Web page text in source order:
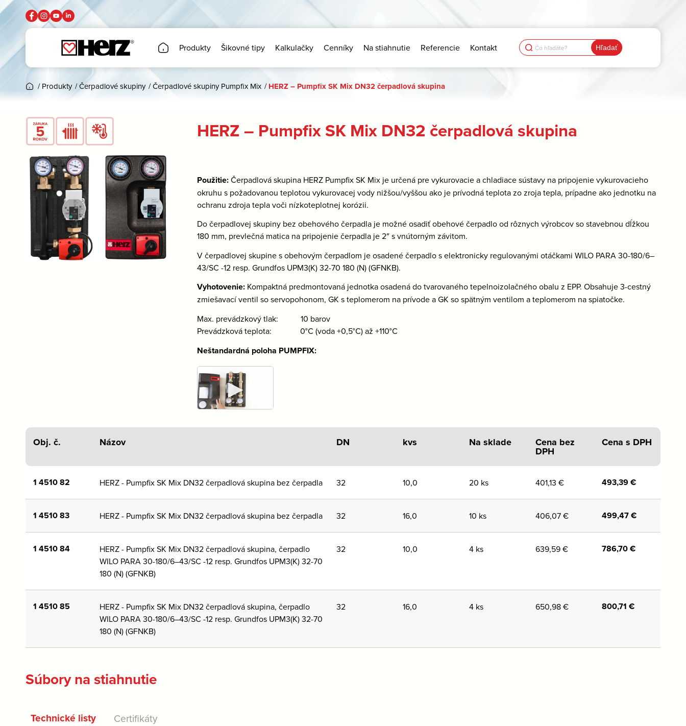
Produkty Šikovné tipy Kalkulačky Cenníky Na stiahnutie Referencie Kontakt Search
for:
/ Produkty /Čerpadlové skupiny /Čerpadlové skupiny Pumpfix Mix / HERZ – Pumpfix SK Mix DN32 čerpadlová skupina
HERZ – Pumpfix SK Mix DN32 čerpadlová skupina
Použitie:Čerpadlová skupina HERZ Pumpfix SK Mix je určená pre vykurovacie a chladiace sústavy na pripojenie vykurovacieho
okruhu s požadovanou teplotou vykurovacej vody nižšou/vyššou ako je prívodná teplota zo zroja tepla, prípadne ako jednotku na
ochranu zdroja tepla voči nízkoteplotnej korózii.
Do čerpadlovej skupiny bez obehového čerpadla je možné osadiť obehové čerpadlo od rôznych výrobcov so stavebnou dĺžkou
180 mm, prevlečná matica na pripojenie čerpadla je 2″ s vnútorným závitom.
V čerpadlovej skupine s obehovým čerpadlom je osadené čerpadlo s elektronicky regulovanými otáčkami WILO PARA 30-180/6–
43/SC -12 resp. Grundfos UPM3(K) 32-70 180 (N) (GFNKB).
Vyhotovenie: Kompaktná predmontovaná jednotka osadená do tvarovaného tepelnoizolačného obalu z EPP. Obsahuje 3-cestný
zmiešavací ventil so servopohonom, GK s teplomerom na prívode a GK so spätným ventilom a teplomerom na spiatočke.
Max. prevádzkový tlak: 10 barov
Prevádzková teplota: 0°C (voda +0,5°C) až +110°C
Neštandardná poloha PUMPFIX:
►
Obj. č. Názov DN kvs Na sklade Cena bez
DPH
Cena s DPH
1 4510 82 HERZ - Pumpfix SK Mix DN32 čerpadlová skupina bez čerpadla 32 10,0 20 ks 401,13 € 493,39€
1 4510 83 HERZ - Pumpfix SK Mix DN32 čerpadlová skupina bez čerpadla 32 16,0 10 ks 406,07€ 499,47€
1 4510 84
HERZ - Pumpfix SK Mix DN32 čerpadlová skupina, čerpadlo
WILO PARA 30-180/6–43/SC -12 resp. Grundfos UPM3(K) 32-70
180 (N) (GFNKB)
32 10,0 4 ks 639,59€ 786,70€
1 4510 85
HERZ - Pumpfix SK Mix DN32 čerpadlová skupina, čerpadlo
WILO PARA 30-180/6–43/SC -12 resp. Grundfos UPM3(K) 32-70
180 (N) (GFNKB)
32 16,0 4 ks 650,98€ 800,71 €
Súbory na stiahnutie
Technické listy Certifikáty